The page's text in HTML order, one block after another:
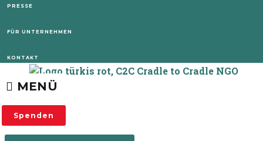
PRESSE
FÜR UNTERNEHMEN
KONTAKT
MENÜ
Spenden